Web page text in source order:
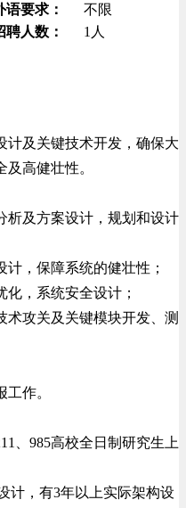
语要求：
不限
聘人数：
1人
计及关键技术开发，确保大
高健壮性。
析及方案设计，规划和设计
，保障系统的健壮性；
，系统安全设计；
术攻关及关键模块开发、测
作。
、985高校全日制研究生上
计，有3年以上实际架构设